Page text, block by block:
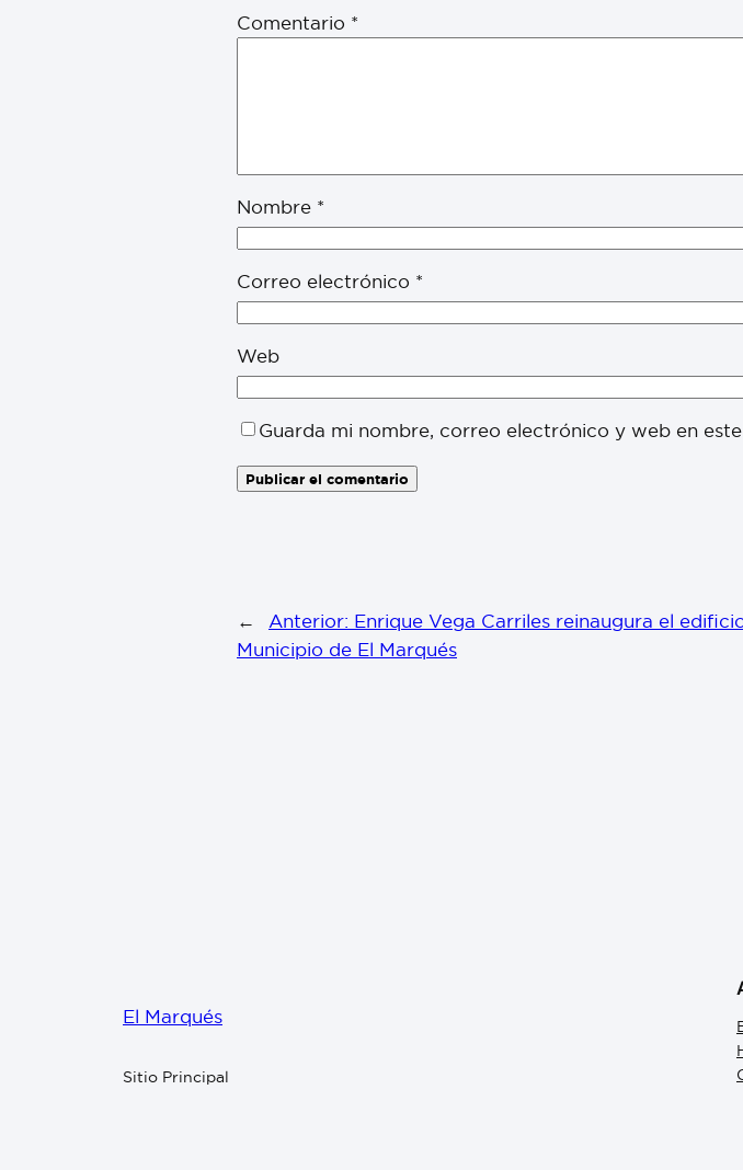
Comentario *
Nombre *
Correo electrónico *
Web
Guarda mi nombre, correo electrónico y web en
← Anterior: Enrique Vega Carriles reinaugura el
Municipio de El Marqués
El Marqués
Sitio Principal